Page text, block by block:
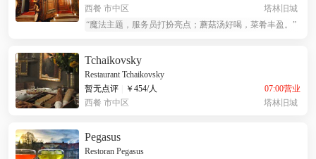
西餐 市中区
塔林旧城
“魔法主题，服务员打扮亮点；蘑菇汤好喝，菜肴丰盈。 ”
Tchaikovsky
Restaurant Tchaikovsky
暂无点评
￥ 454/人
07:00营业
西餐 市中区 塔林旧城
Pegasus
Restoran Pegasus